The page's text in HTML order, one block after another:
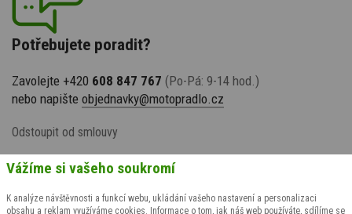
Potřebujete poradit?
Zavolejte +420 608 847 767 (Po-Pá: 9-14 hod.)
nebo napište objednavky@motopradlo.cz
Odstoupit od smlouvy
Vážíme si vašeho soukromí
K analýze návštěvnosti a funkcí webu, ukládání vašeho nastavení a personalizaci
obsahu a reklam využíváme cookies. Informace o tom, jak náš web používáte, sdílíme se